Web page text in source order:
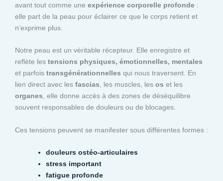
avant tout comme une expérience corporelle profonde :
elle part de la peau pour éclairer ce que le corps retient et
n’exprime plus.
Notre peau est un véritable récepteur. Elle enregistre et
reflète les tensions physiques, émotionnelles, mentales
et parfois transgénérationnelles qui nous traversent. En
lien direct avec les fascias, les muscles, les os et les
organes, elle donne accès à des zones de déséquilibre
souvent responsables de douleurs ou de blocages.
Ces tensions peuvent se manifester sous différentes formes :
douleurs ostéo-articulaires
stress important
fatigue profonde